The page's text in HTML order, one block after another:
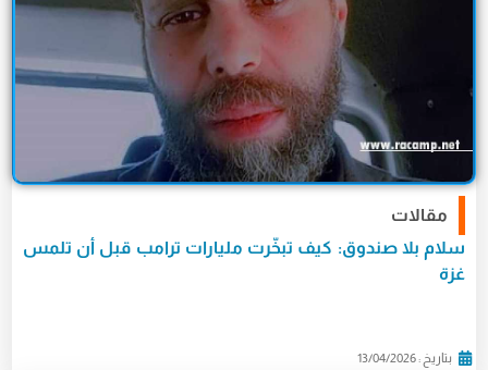
مقالات
سلام بلا صندوق: كيف تبخّرت مليارات ترامب قبل أن تلمس
غزة
بتاريخ : 13/04/2026